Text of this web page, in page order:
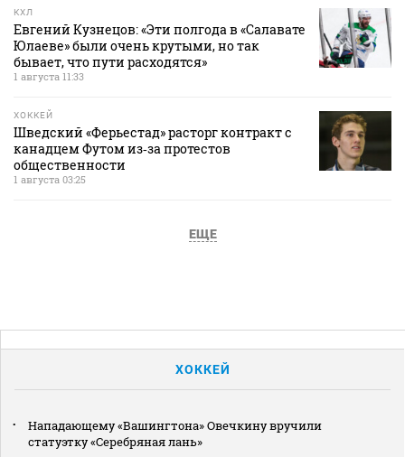
КХЛ
Евгений Кузнецов: «Эти полгода в «Салавате
Юлаеве» были очень крутыми, но так
бывает, что пути расходятся»
1 августа 11:33
ХОККЕЙ
Шведский «Ферьестад» расторг контракт с
канадцем Футом из‑за протестов
общественности
1 августа 03:25
ЕЩЕ
ХОККЕЙ
Нападающему «Вашингтона» Овечкину вручили
статуэтку «Серебряная лань»